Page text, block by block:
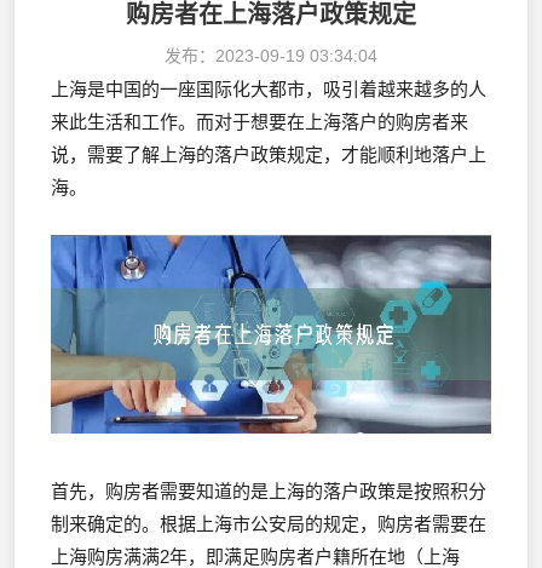
购房者在上海落户政策规定
发布： 2023-09-19 03:34:04
上海是中国的一座国际化大都市，吸引着越来越多的人
来此生活和工作。而对于想要在上海落户的购房者来
说，需要了解上海的落户政策规定，才能顺利地落户上
海。
首先，购房者需要知道的是上海的落户政策是按照积分
制来确定的。根据上海市公安局的规定，购房者需要在
上海购房满满2年，即满足购房者户籍所在地（上海